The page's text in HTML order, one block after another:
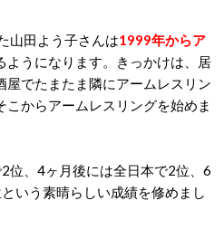
山田よう子さんは1999年からア
ようになります。きっかけは、居
屋でたまたま隣にアームレスリン
からアームレスリングを始めま
位、4ヶ月後には全日本で2位、6
いう素晴らしい成績を修めまし